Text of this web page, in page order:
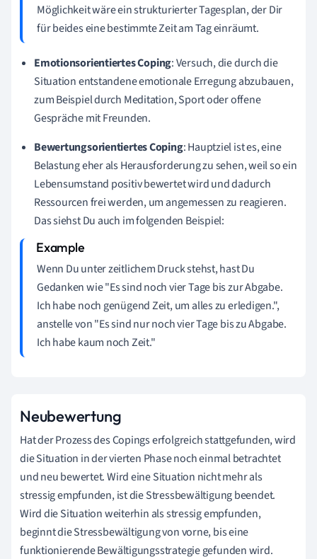
Möglichkeit wäre ein strukturierter Tagesplan, der Dir
für beides eine bestimmte Zeit am Tag einräumt.
EmotionsorientiertesCoping: Versuch, die durch die
Situation entstandene emotionale Erregung abzubauen,
zum Beispiel durch Meditation, Sport oder offene
Gespräche mit Freunden.
Bewertungsorientiertes Coping: Hauptziel ist es, eine
Belastung eher als Herausforderung zu sehen, weil so ein
Lebensumstand positiv bewertet wird und dadurch
Ressourcen frei werden, um angemessen zu reagieren.
Das siehst Du auch im folgenden Beispiel:
Wenn Du unter zeitlichem Druck stehst, hast Du
Gedanken wie "Es sind noch vier Tage bis zur Abgabe.
Ich habe noch genügend Zeit, um alles zu erledigen.",
anstelle von "Es sind nur noch vier Tage bis zu Abgabe.
Ich habe kaum noch Zeit."
Neubewertung
Hat der Prozess des Copings erfolgreich stattgefunden, wird
die Situation in der vierten Phase noch einmal betrachtet
und neu bewertet. Wird eine Situation nicht mehr als
stressig empfunden, ist die Stressbewältigung beendet.
Wird die Situation weiterhin als stressig empfunden,
beginnt die Stressbewältigung von vorne, bis eine
funktionierende Bewältigungsstrategie gefunden wird.